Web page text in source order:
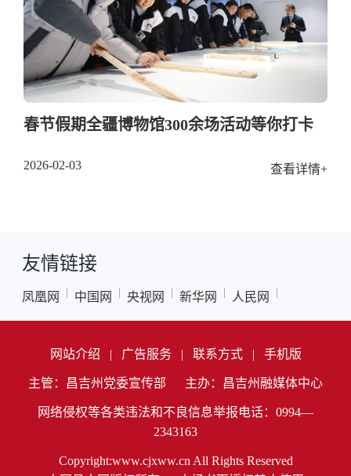
春节假期全疆博物馆300余场活动等你打卡
2026-02-03 查看详情+
友情链接
凤凰网 | 中国网 | 央视网 | 新华网 | 人民网 |
网站介绍 | 广告服务 | 联系方式 | 手机版
主管：昌吉州党委宣传部 主办：昌吉州融媒体中心
网络侵权等各类违法和不良信息举报电话：0994—
2343163
Copyright:www.cjxww.cn All Rights Reserved